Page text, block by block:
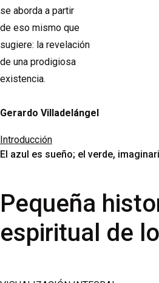
se aborda a partir
de eso mismo que
sugiere: la revelación
de una prodigiosa
existencia.
Gerardo Villadelángel
Introducción
El azul es sueño; el verde,
Pequeña
espiritual de